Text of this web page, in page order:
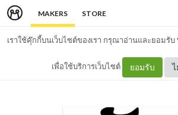
MAKERS STORE
เราใช้คุ๊กกี้บนเว็บไซต์ของเรา กรุณาอ่านและยอมรับ
เพื่อใช้บริการเว็บไซต์ ยอมรับ